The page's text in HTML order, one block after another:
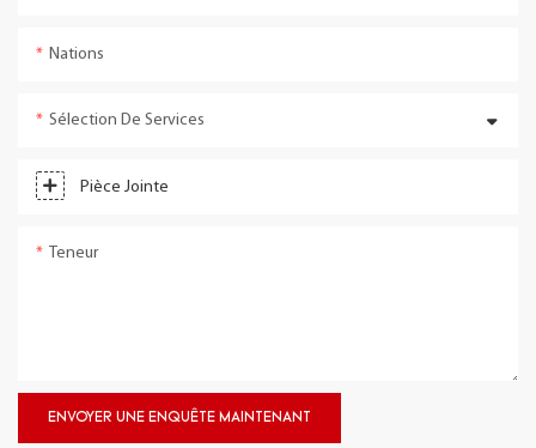
Nations
Sélection De Services
Pièce Jointe
Teneur
ENVOYER UNE ENQUÊTE MAINTENANT